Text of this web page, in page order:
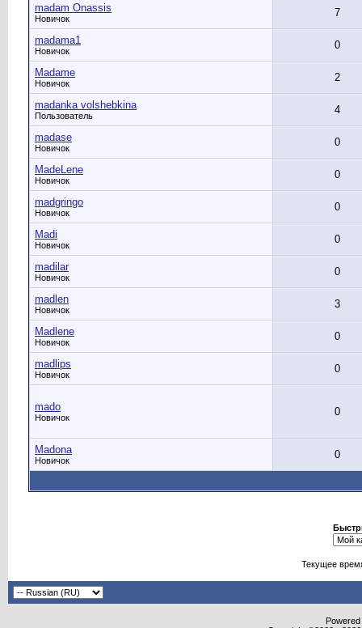
madam Onassis
Новичок 7
madama1
Новичок 0
Madame
Новичок 2
madanka volshebkina
Пользователь 4
madase
Новичок 0
MadeLene
Новичок 0
madgringo
Новичок 0
Madi
Новичок 0
madilar
Новичок 0
madlen
Новичок 3
Madlene
Новичок 0
madlips
Новичок 0
mado
Новичок 0
Madona
Новичок 0
Текущее